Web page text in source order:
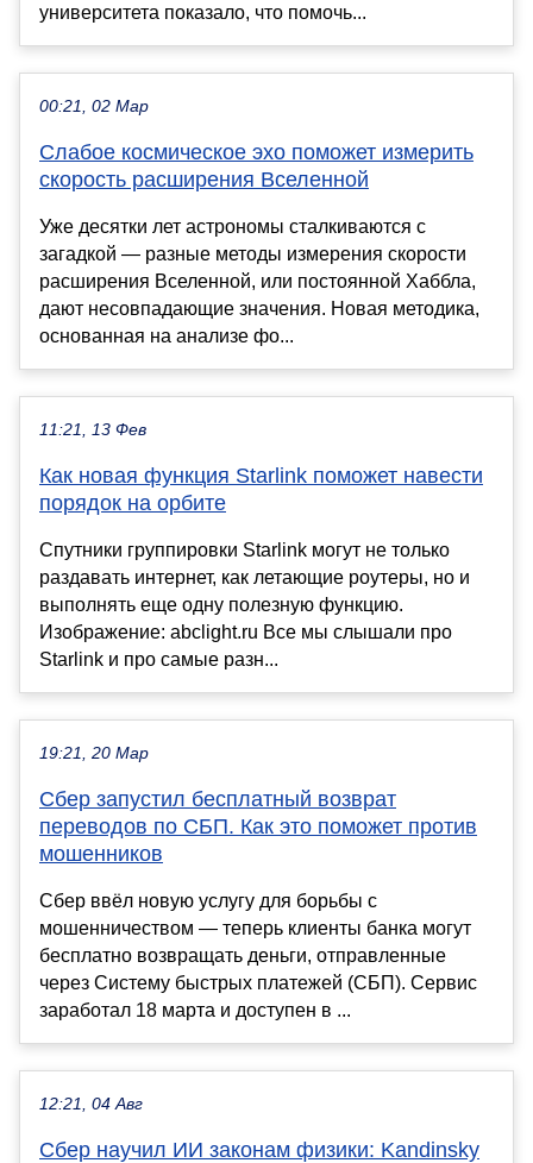
университета показало, что помочь...
00:21, 02 Мар
Слабое космическое эхо поможет измерить
скорость расширения Вселенной
Уже десятки лет астрономы сталкиваются с
загадкой — разные методы измерения скорости
расширения Вселенной, или постоянной Хаббла,
дают несовпадающие значения. Новая методика,
основанная на анализе фо...
11:21, 13 Фев
Как новая функция Starlink поможет навести
порядок на орбите
Спутники группировки Starlink могут не только
раздавать интернет, как летающие роутеры, но и
выполнять еще одну полезную функцию.
Изображение: abclight.ru Все мы слышали про
Starlink и про самые разн...
19:21, 20 Мар
Сбер запустил бесплатный возврат
переводов по СБП. Как это поможет против
мошенников
Сбер ввёл новую услугу для борьбы с
мошенничеством — теперь клиенты банка могут
бесплатно возвращать деньги, отправленные
через Систему быстрых платежей (СБП). Сервис
заработал 18 марта и доступен в ...
12:21, 04 Авг
Сбер научил ИИ законам физики: Kandinsky